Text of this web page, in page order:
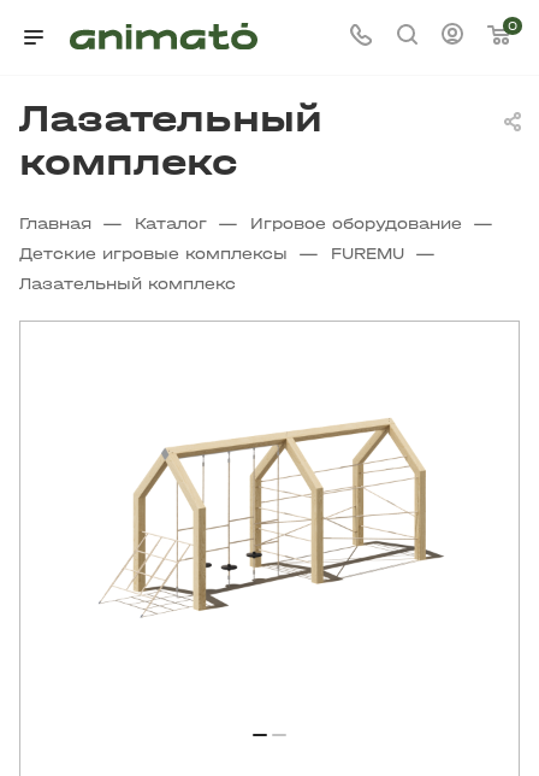
0
Лазательный
комплекс
Главная — Каталог — Игровое оборудование —
Детские игровые комплексы — FUREMU —
Лазательный комплекс